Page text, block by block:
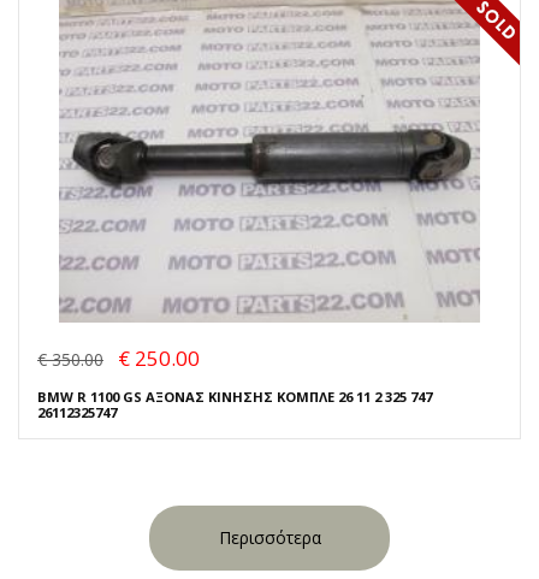
€ 350.00 € 250.00
BMW R 1100 GS ΑΞΟΝΑΣ ΚΙΝΗΣΗΣ ΚΟΜΠΛΕ 26 11 2 325 747
26112325747
Περισσότερα